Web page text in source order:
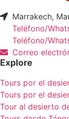
Marrakech,
Teléfono/
Teléfono/
Correo
Explore
Tours por el
Tours por el
Tour al desierto